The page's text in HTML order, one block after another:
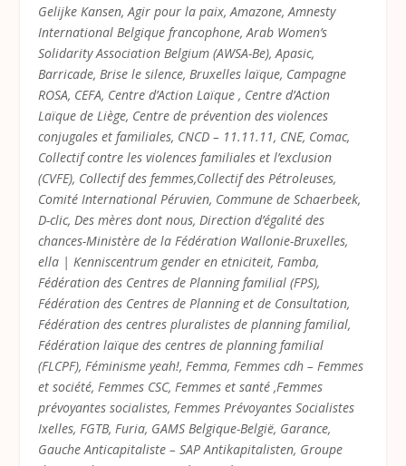
Gelijke Kansen, Agir pour la paix, Amazone, Amnesty
International Belgique francophone, Arab Women’s
Solidarity Association Belgium (AWSA-Be), Apasic,
Barricade, Brise le silence, Bruxelles laïque, Campagne
ROSA, CEFA, Centre d’Action Laïque , Centre d’Action
Laïque de Liège, Centre de prévention des violences
conjugales et familiales, CNCD – 11.11.11, CNE, Comac,
Collectif contre les violences familiales et l’exclusion
(CVFE), Collectif des femmes,Collectif des Pétroleuses,
Comité International Péruvien, Commune de Schaerbeek,
D-clic, Des mères dont nous, Direction d’égalité des
chances-Ministère de la Fédération Wallonie-Bruxelles,
ella | Kenniscentrum gender en etniciteit, Famba,
Fédération des Centres de Planning familial (FPS),
Fédération des Centres de Planning et de Consultation,
Fédération des centres pluralistes de planning familial,
Fédération laïque des centres de planning familial
(FLCPF), Féminisme yeah!, Femma, Femmes cdh – Femmes
et société, Femmes CSC, Femmes et santé ,Femmes
prévoyantes socialistes, Femmes Prévoyantes Socialistes
Ixelles, FGTB, Furia, GAMS Belgique-België, Garance,
Gauche Anticapitaliste – SAP Antikapitalisten, Groupe